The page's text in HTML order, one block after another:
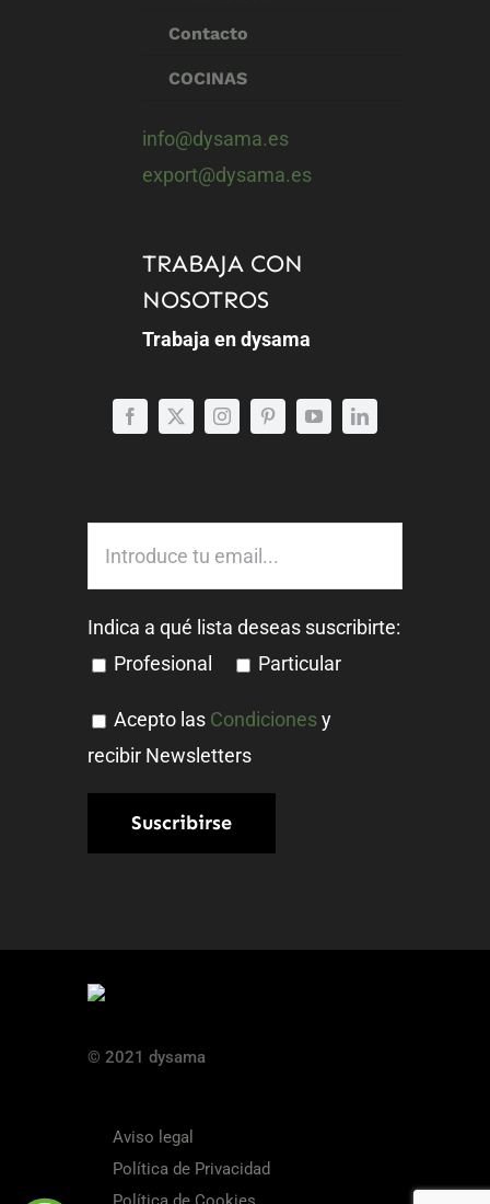
Contacto
COCINAS
info@dysama.es
export@dysama.es
TRABAJA CON
NOSOTROS
Trabaja en dysama
Indica a qué lista deseas suscribirte:
Profesional
Particular
Acepto las Condicionesy
recibir Newsletters
© 2021 dysama
Aviso legal
Política de Privacidad